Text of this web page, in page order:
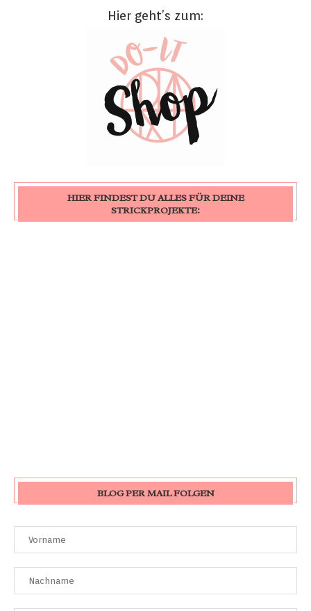
Hier geht’s zum:
HIER FINDEST DU ALLES FÜR DEINE
STRICKPROJEKTE:
BLOG PER MAIL FOLGEN